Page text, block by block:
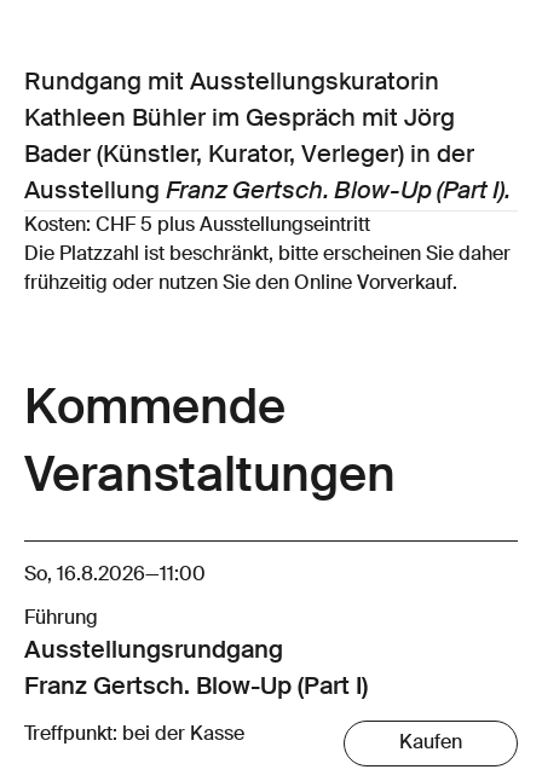
Rundgang mit Ausstellungskuratorin
Kathleen Bühler im Gespräch mit Jörg
Bader (Künstler, Kurator, Verleger) in der
Ausstellung Franz Gertsch. Blow-Up (Part I).
Kosten: CHF 5 plus Ausstellungseintritt
Die Platzzahl ist beschränkt, bitte erscheinen Sie daher
frühzeitig oder nutzen Sie den Online Vorverkauf.
Kommende
Veranstaltungen
So, 16.8.2026—11:00
Führung
Ausstellungsrund­gang
Franz Gertsch. Blow-Up (Part I)
Treffpunkt: bei der Kasse Kaufen